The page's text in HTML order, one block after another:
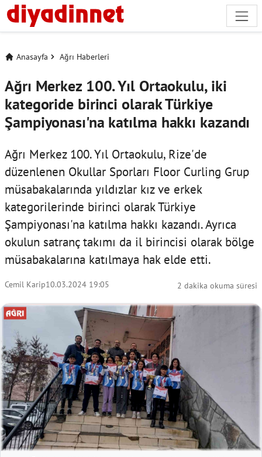
Anasayfa Ağrı Haberleri
Ağrı Merkez 100. Yıl Ortaokulu, iki
kategoride birinci olarak Türkiye
Şampiyonası'na katılma hakkı kazandı
Ağrı Merkez 100. Yıl Ortaokulu, Rize'de
düzenlenen Okullar Sporları Floor Curling Grup
müsabakalarında yıldızlar kız ve erkek
kategorilerinde birinci olarak Türkiye
Şampiyonası'na katılma hakkı kazandı. Ayrıca
okulun satranç takımı da il birincisi olarak bölge
müsabakalarına katılmaya hak elde etti.
Cemil Karip10.03.2024 19:05 2 dakika okuma süresi